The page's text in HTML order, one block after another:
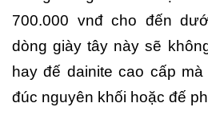
700.000 vnđ cho đến
dòng giày tây này sẽ
hay đế dainite cao cấp
đúc nguyên khối hoặc đế